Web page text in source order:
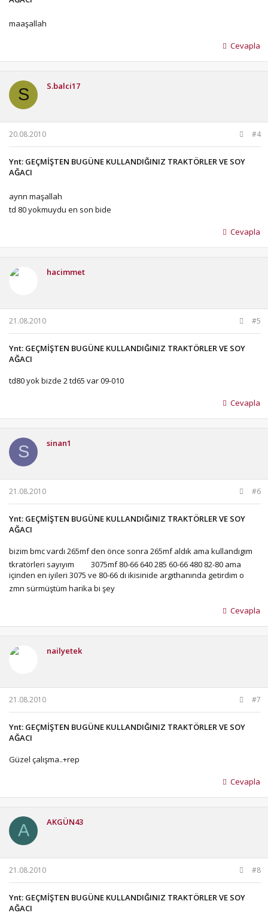
maaşallah
Cevapla
S S.balci17
20.08.2010 #4
Ynt: GEÇMİŞTEN BUGÜNE KULLANDIĞINIZ TRAKTÖRLER VE SOY
AĞACI
aynn maşallah
td 80 yokmuydu en son bide
Cevapla
hacimmet
21.08.2010 #5
Ynt: GEÇMİŞTEN BUGÜNE KULLANDIĞINIZ TRAKTÖRLER VE SOY
AĞACI
td80 yok bizde 2 td65 var 09-010
Cevapla
S sinan1
21.08.2010 #6
Ynt: GEÇMİŞTEN BUGÜNE KULLANDIĞINIZ TRAKTÖRLER VE SOY
AĞACI
bizim bmc vardı 265mf den önce sonra 265mf aldık ama kullandıgım
tkratörleri sayıyım
3075mf 80-66 640 285 60-66 480 82-80 ama
içinden en iyileri 3075 ve 80-66 dı ikisinide argıthanında getirdim o
zmn sürmüştüm harika bi şey
Cevapla
nailyetek
21.08.2010 #7
Ynt: GEÇMİŞTEN BUGÜNE KULLANDIĞINIZ TRAKTÖRLER VE SOY
AĞACI
Güzel çalışma..+rep
Cevapla
A AKGÜN43
21.08.2010 #8
Ynt: GEÇMİŞTEN BUGÜNE KULLANDIĞINIZ TRAKTÖRLER VE SOY
AĞACI